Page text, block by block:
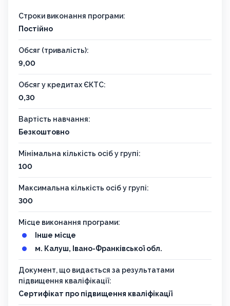
Строки виконання програми:
Постійно
Обсяг (тривалість):
9,00
Обсяг у кредитах ЄКТС:
0,30
Вартість навчання:
Безкоштовно
Мінімальна кількість осіб у групі:
100
Максимальна кількість осіб у групі:
300
Місце виконання програми:
Інше місце
м. Калуш, Івано-Франківської обл.
Документ, що видається за результатами
підвищення кваліфікації:
Сертифікат про підвищення кваліфікації